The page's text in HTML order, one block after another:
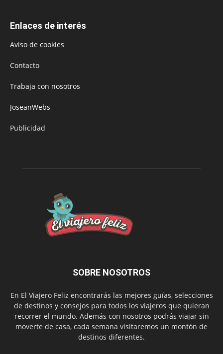
Enlaces de interés
Aviso de cookies
Contacto
Trabaja con nosotros
JoseanWebs
Publicidad
SOBRE NOSOTROS
En El Viajero Feliz encontrarás las mejores guías, selecciones
de destinos y consejos para todos los viajeros que quieran
recorrer el mundo. Además con nosotros podrás viajar sin
moverte de casa, cada semana visitaremos un montón de
destinos diferentes.